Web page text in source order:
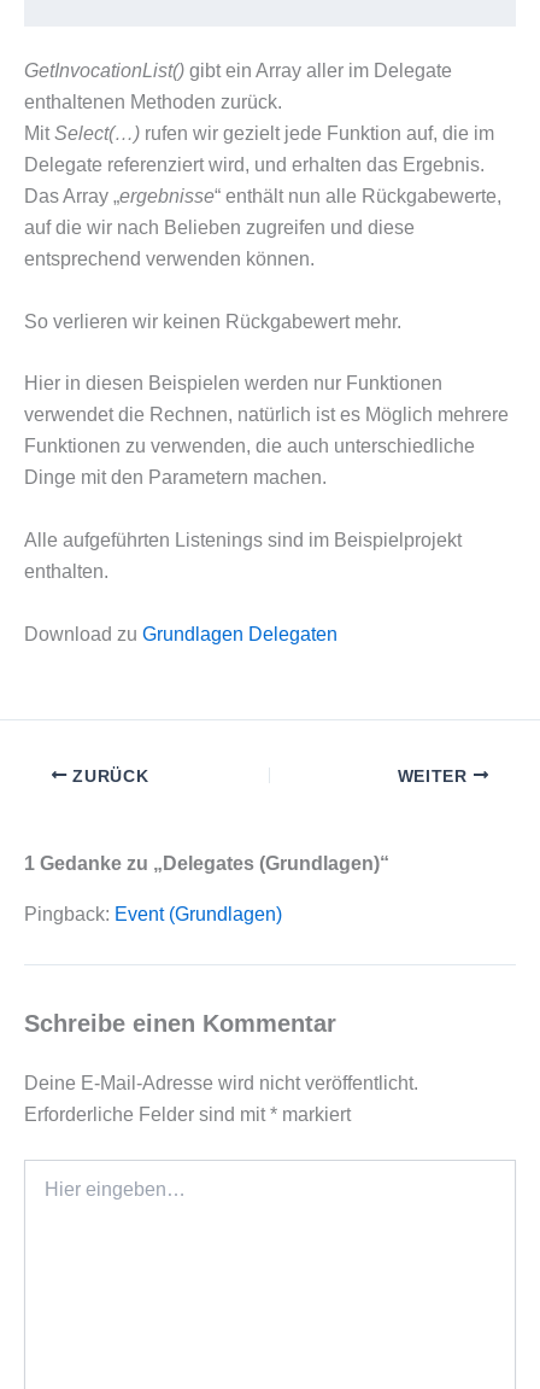
GetInvocationList() gibt ein Array aller im Delegate
enthaltenen Methoden zurück.
MitSelect(…) rufen wir gezielt jede Funktion auf, die im
Delegate referenziert wird, und erhalten das Ergebnis.
Das Array „ergebnisse“ enthält nun alle Rückgabewerte,
auf die wir nach Belieben zugreifen und diese
entsprechend verwenden können.
So verlieren wir keinen Rückgabewert mehr.
Hier in diesen Beispielen werden nur Funktionen
verwendet die Rechnen, natürlich ist es Möglich mehrere
Funktionen zu verwenden, die auch unterschiedliche
Dinge mit den Parametern machen.
Alle aufgeführten Listenings sind im Beispielprojekt
enthalten.
Download zu Grundlagen Delegaten
ZURÜCK WEITER
1 Gedanke zu „Delegates (Grundlagen)“
Pingback: Event (Grundlagen)
Schreibe einen Kommentar
Deine E-Mail-Adresse wird nicht veröffentlicht.
Erforderliche Felder sind mit* markiert
eingeben…